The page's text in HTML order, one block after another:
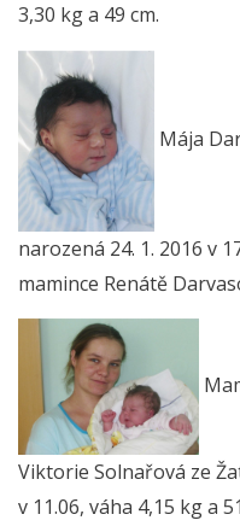
3,30 kg a 49 cm.
Mája
narozená 24. 1. 2016 v
mamince Renátě
Viktorie Solnařová ze
v 11.06, váha 4,15 kg a